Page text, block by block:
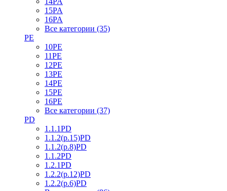
15PA
16PA
Все категории (35)
PE
10PE
11PE
12PE
13PE
14PE
15PE
16PE
Все категории (37)
PD
1.1.1PD
1.1.2(р.15)PD
1.1.2(р.8)PD
1.1.2PD
1.2.1PD
1.2.2(р.12)PD
1.2.2(р.6)PD